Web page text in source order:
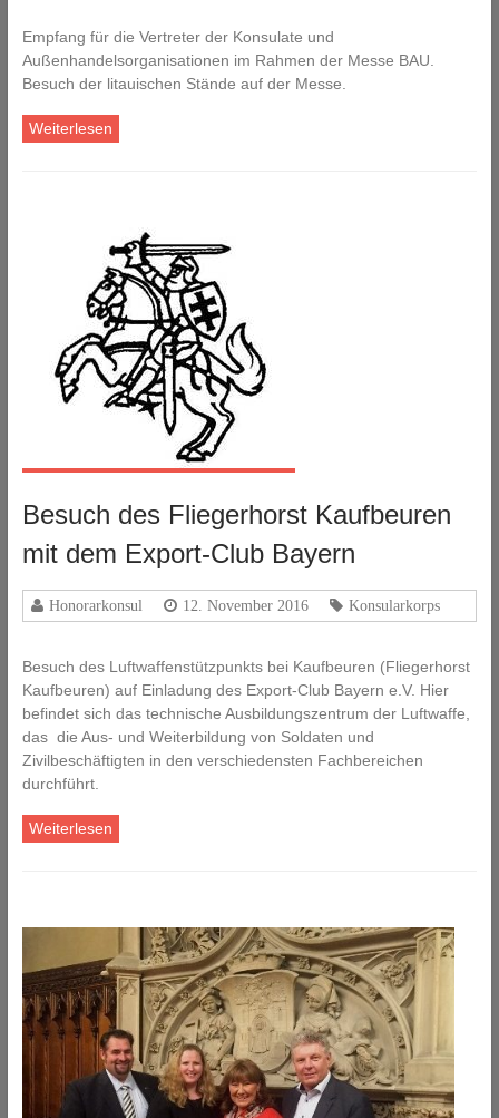
Empfang für die Vertreter der Konsulate und
Außenhandelsorganisationen im Rahmen der Messe BAU.
Besuch der litauischen Stände auf der Messe.
Weiterlesen
Besuch des Fliegerhorst Kaufbeuren
mit dem Export-Club Bayern
Honorarkonsul 12. November 2016 Konsularkorps
Besuch des Luftwaffenstützpunkts bei Kaufbeuren (Fliegerhorst
Kaufbeuren) auf Einladung des Export-Club Bayern e.V. Hier
befindet sich das technische Ausbildungszentrum der Luftwaffe,
das die Aus- und Weiterbildung von Soldaten und
Zivilbeschäftigten in den verschiedensten Fachbereichen
durchführt.
Weiterlesen